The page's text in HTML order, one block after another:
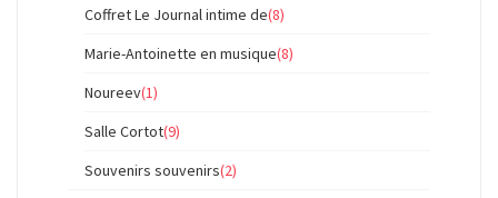
Coffret Le Journal intime de(8)
Marie-Antoinette en musique(8)
Noureev(1)
Salle Cortot(9)
Souvenirs souvenirs(2)